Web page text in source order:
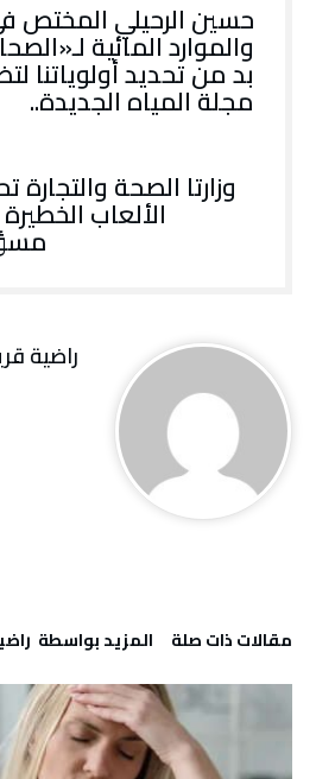
حسين الرحيلي المختص
والموارد المائية
بد من تحديد أولوياتنا
مجلة المياه الجديدة..
وزارتا الصحة والتجارة
الألعاب
راضية
‫مقالات ذات صلة‬ ‫‫المزيد بواسطة‬